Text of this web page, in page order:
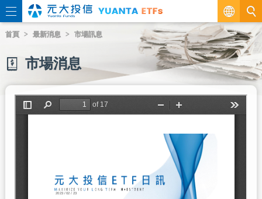
繁
EN
首頁 最新消息 市場訊息
市場消息